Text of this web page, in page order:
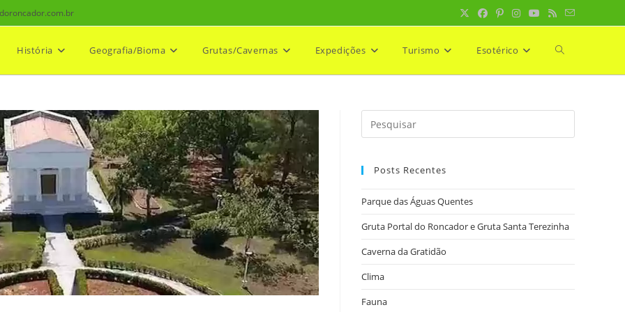
História Geografia/Bioma Grutas/Cavernas Expedições Turismo Esotérico Alternar
Posts Recentes
Parque das Águas Quentes
Gruta Portal do Roncador e Gruta Santa Terezinha
Caverna da Gratidão
Clima
Fauna